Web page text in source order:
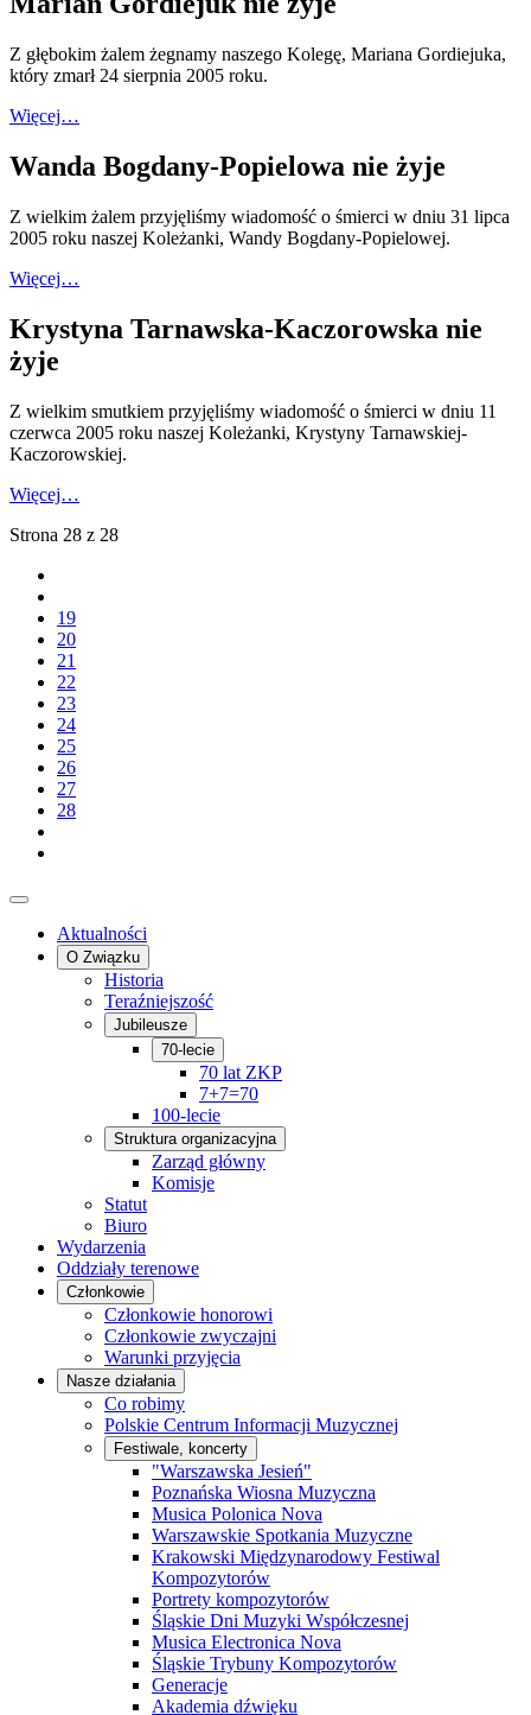
Z głębokim żalem żegnamy naszego Kolegę, Mariana Gordiejuka,
który zmarł 24 sierpnia 2005 roku.
Więcej…
Wanda Bogdany-Popielowa nie żyje
Z wielkim żalem przyjęliśmy wiadomość o śmierci w dniu 31 lipca
2005 roku naszej Koleżanki, Wandy Bogdany-Popielowej.
Więcej…
Krystyna Tarnawska-Kaczorowska nie
żyje
Z wielkim smutkiem przyjęliśmy wiadomość o śmierci w dniu 11
czerwca 2005 roku naszej Koleżanki, Krystyny Tarnawskiej-
Kaczorowskiej.
Więcej…
Strona 28 z 28
19
20
21
22
23
24
25
26
27
28
Aktualności
O Związku
Historia
Teraźniejszość
Jubileusze
70-lecie
70 lat ZKP
7+7=70
100-lecie
Struktura organizacyjna
Zarząd główny
Komisje
Statut
Biuro
Wydarzenia
Oddziały terenowe
Członkowie
Członkowie honorowi
Członkowie zwyczajni
Warunki przyjęcia
Nasze działania
Co robimy
Polskie Centrum Informacji Muzycznej
Festiwale, koncerty
"Warszawska Jesień"
Poznańska Wiosna Muzyczna
Musica Polonica Nova
Warszawskie Spotkania Muzyczne
Krakowski Międzynarodowy Festiwal
Kompozytorów
Portrety kompozytorów
Śląskie Dni Muzyki Współczesnej
Musica Electronica Nova
Śląskie Trybuny Kompozytorów
Generacje
Akademia dźwięku